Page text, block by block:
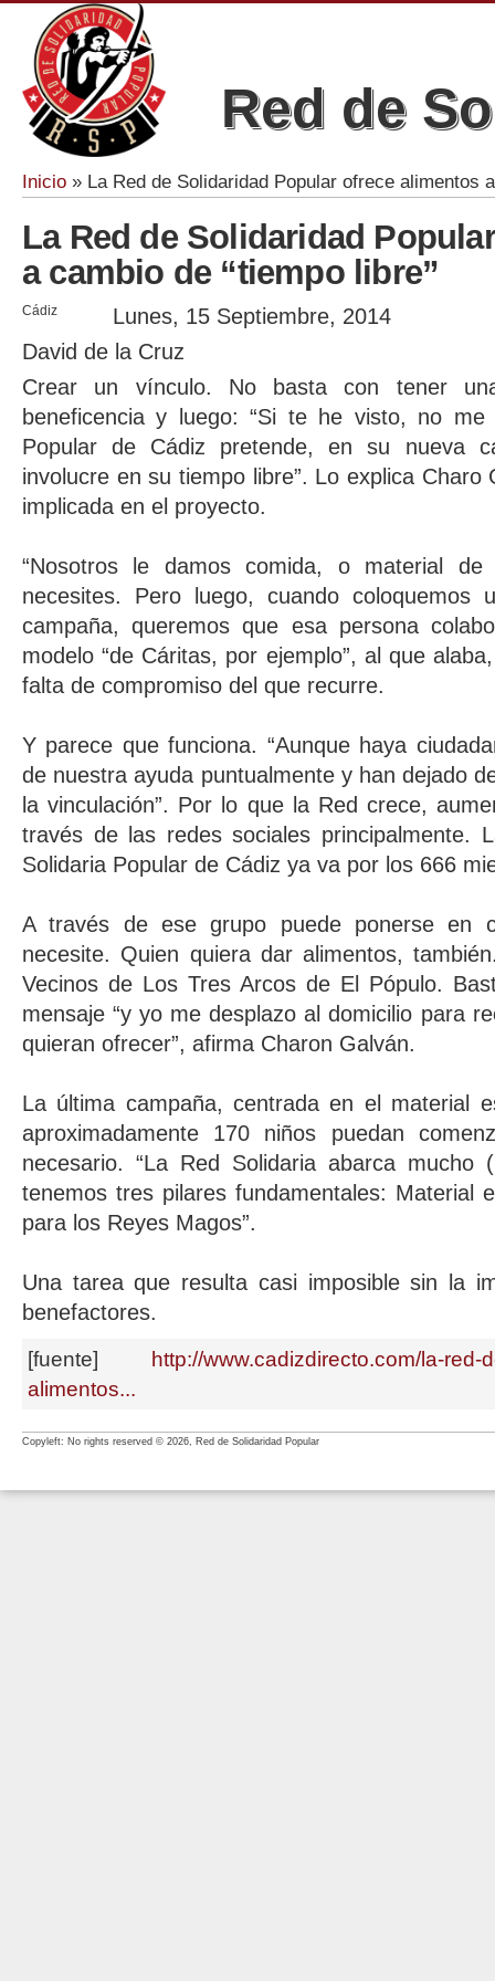
Red de
Se encuentra usted aquí
Inicio » La Red de Solidaridad Popular ofrece alimentos
La Red de Solidaridad
a cambio de “tiempo libre”
Cádiz
Lunes, 15 Septiembre, 2014
David de la Cruz
Crear un vínculo. No basta con tener
beneficencia y luego: “Si te he visto, no me
Popular de Cádiz pretende, en su nueva
involucre en su tiempo libre”. Lo explica
implicada en el proyecto.
“Nosotros le damos comida, o material
necesites. Pero luego, cuando coloquemos
campaña, queremos que esa persona
modelo “de Cáritas, por ejemplo”, al que
falta de compromiso del que recurre.
Y parece que funciona. “Aunque haya
de nuestra ayuda puntualmente y han dejado
la vinculación”. Por lo que la Red crece,
través de las redes sociales principalmente.
Solidaria Popular de Cádiz ya va por los 666
A través de ese grupo puede ponerse en
necesite. Quien quiera dar alimentos,
Vecinos de Los Tres Arcos de El Pópulo.
mensaje “y yo me desplazo al domicilio para
quieran ofrecer”, afirma Charon Galván.
La última campaña, centrada en el material
aproximadamente 170 niños puedan
necesario. “La Red Solidaria abarca mucho
tenemos tres pilares fundamentales: Material
para los Reyes Magos”.
Una tarea que resulta casi imposible sin la
benefactores.
[fuente]
http://www.cadizdirecto.com/la-
alimentos...
Copyleft: No rights reserved © 2026, Red de Solidaridad Popular